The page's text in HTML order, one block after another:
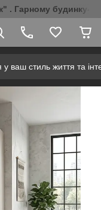
. Гарному будинку-
ваш стиль життя та